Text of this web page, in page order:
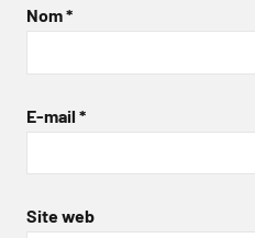
Nom*
E-mail *
Site web